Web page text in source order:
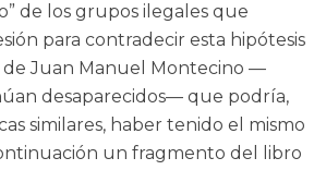
de los grupos ilegales que
para contradecir esta hipótesis
de Juan Manuel Montecino —
desaparecidos— que podría,
similares, haber tenido el mismo
un fragmento del libro